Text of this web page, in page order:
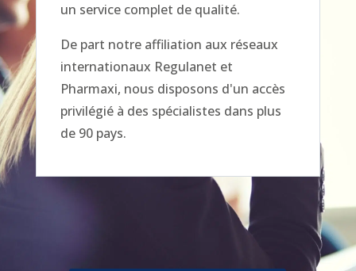
un service complet de qualité.
De part notre affiliation aux réseaux
internationaux Regulanet et
Pharmaxi, nous disposons d'un accès
privilégié à des spécialistes dans plus
de 90 pays.